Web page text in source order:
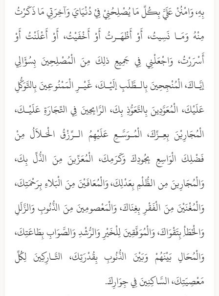
بِهِ، وَامْنُنْ عَلَيَّ بِكُلِّ مَا يُصْلِحُنِيْ فِيْ دُنْيَايَ وَآخِرَتِي مَا ذَكَرْتُ
مِنْهُ وَمَـا نَسِيتُ، أَوْ أَظْهَـرتُ أَوْ أَخْفَيْتُ، أَوْ أَعْلَنْتُ أَوْ
أَسْرَرْتُ، وَاجْعَلْنِي فِي جَمِيعِ ذلِكَ مِنَ الْمُصْلِحِينَ بِسُؤَالِي
إيَّـاكَ، الْمُنْجِحِينَ بِالـطَّلَبِ إلَيْـكَ، غَيْـرِ الْمَمْنُوعِينَ بِالتَّوَكُّلِ
عَلَيْكَ، الْمُعَوَّدِينَ بِالتَّعَوُّذِ بِكَ، الرَّابِحِينَ فِي التِّجَارَةِ عَلَيْـكَ،
الْمُجَارِيْنَ بِعِـزِّكَ، الْمُـوَسَّـعِ عَلَيْهِمُ الـرِّزْقُ الْحَـلاَلُ مِنْ
فَضْلِكَ الْوَاسِعِ بِجُودِكَ وَكَرَمِكَ، الْمُعَزِّينَ مِنَ الذُّلِّ بِكَ،
وَالْمُجَارِينَ مِن الظُّلْمِ بِعَدْلِكَ، وَالْمُعَافَيْنَ مِنَ الْبَلاءِ بِرَحْمَتِكَ،
وَالْمُغْنَيْنَ مِنَ الْفَقْرِ بِغِنَاكَ، وَالْمَعْصومِينَ مِنَ الذُّنُوبِ وَالزَّلَلِ
وَالْخَطَأِ بِتَقْوَاكَ، وَالْمُوَفَّقِينَ لِلْخَيْرِ وَالرُّشْدِ وَالصَّوَابِ بِطَاعَتِكَ،
وَالْمُحَالِ بَيْنَهُمْ وَبَيْنَ الذُّنُوبِ بِقُدْرَتِكَ، التَّـارِكِينَ لِكُلِّ
مَعْصِيَتِكَ، السَّاكِنِينَ فِي جِوَارِكَ.